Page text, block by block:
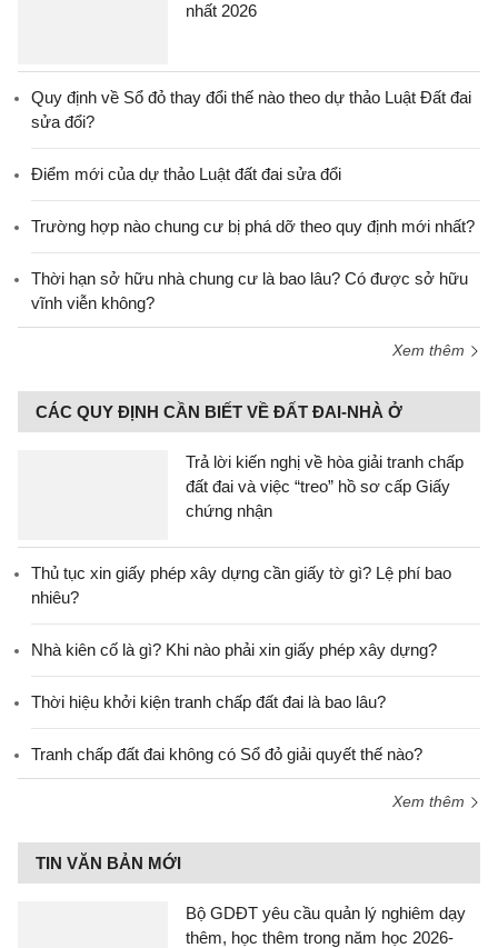
nhất 2026
Quy định về Sổ đỏ thay đổi thế nào theo dự thảo Luật Đất đai
sửa đổi?
Điểm mới của dự thảo Luật đất đai sửa đổi
Trường hợp nào chung cư bị phá dỡ theo quy định mới nhất?
Thời hạn sở hữu nhà chung cư là bao lâu? Có được sở hữu
vĩnh viễn không?
Xem thêm
CÁC QUY ĐỊNH CẦN BIẾT VỀ ĐẤT ĐAI-NHÀ Ở
Trả lời kiến nghị về hòa giải tranh chấp
đất đai và việc “treo” hồ sơ cấp Giấy
chứng nhận
Thủ tục xin giấy phép xây dựng cần giấy tờ gì? Lệ phí bao
nhiêu?
Nhà kiên cố là gì? Khi nào phải xin giấy phép xây dựng?
Thời hiệu khởi kiện tranh chấp đất đai là bao lâu?
Tranh chấp đất đai không có Sổ đỏ giải quyết thế nào?
Xem thêm
TIN VĂN BẢN MỚI
Bộ GDĐT yêu cầu quản lý nghiêm dạy
thêm, học thêm trong năm học 2026-